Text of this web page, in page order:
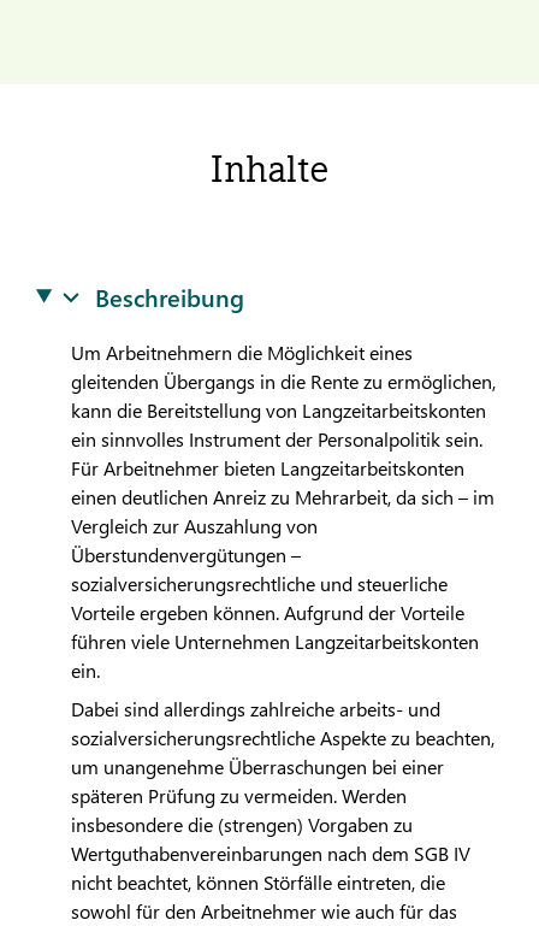
Inhalte
Beschreibung
Um Arbeitnehmern die Möglichkeit eines
gleitenden Übergangs in die Rente zu ermöglichen,
kann die Bereitstellung von Langzeitarbeitskonten
ein sinnvolles Instrument der Personalpolitik sein.
Für Arbeitnehmer bieten Langzeitarbeitskonten
einen deutlichen Anreiz zu Mehrarbeit, da sich – im
Vergleich zur Auszahlung von
Überstundenvergütungen –
sozialversicherungsrechtliche und steuerliche
Vorteile ergeben können. Aufgrund der Vorteile
führen viele Unternehmen Langzeitarbeitskonten
ein.
Dabei sind allerdings zahlreiche arbeits- und
sozialversicherungsrechtliche Aspekte zu beachten,
um unangenehme Überraschungen bei einer
späteren Prüfung zu vermeiden. Werden
insbesondere die (strengen) Vorgaben zu
Wertguthabenvereinbarungen nach dem SGB IV
nicht beachtet, können Störfälle eintreten, die
sowohl für den Arbeitnehmer wie auch für das